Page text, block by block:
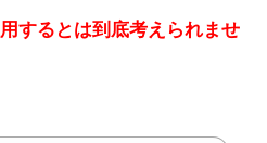
するとは到底考えられませ